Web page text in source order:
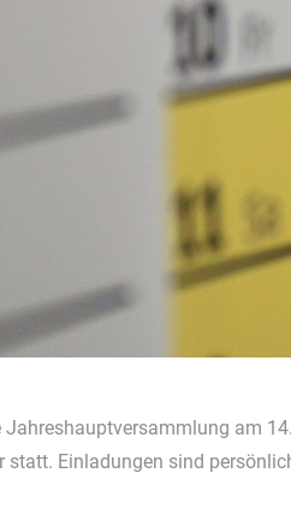
am
statt. Einladungen sind